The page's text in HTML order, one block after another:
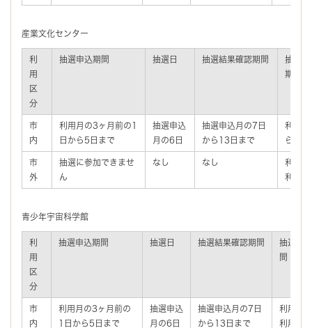
産業文化センター
利
用
区
分
抽選申込期間 抽選日 抽選結果確認期間
抽選後
期間
市
内
利用月の3ヶ月前の1
日から5日まで
抽選申込
月の6日
抽選申込月の7日
から13日まで
利用
ら利
市
外
抽選に参加できませ
ん
なし なし
利用月
利用日
青少年宇宙科学館
利
用
区
分
抽選申込期間 抽選日 抽選結果確認期間
抽選後
間
市
内
利用月の3ヶ月前の
1日から5日まで
抽選申込
月の6日
抽選申込月の7日
から13日まで
利用月
利用日